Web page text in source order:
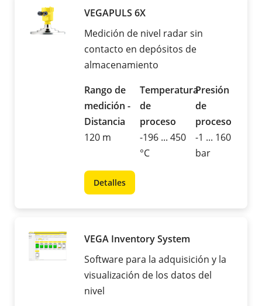
VEGAPULS 6X
Medición de nivel radar sin
contacto en depósitos de
almacenamiento
Rango de
medición -
Distancia
120 m
Temperatura
de
proceso
-196 ... 450
°C
Presión
de
proceso
-1 ... 160
bar
Detalles
VEGA Inventory System
Software para la adquisición y la
visualización de los datos del
nivel